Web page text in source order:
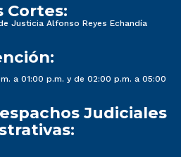
Cortes:
Justicia Alfonso Reyes Echandía
a 01:00 p.m. y de 02:00 p.m. a 05:00
Judiciales